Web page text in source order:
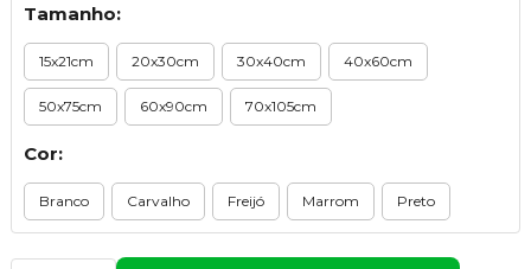
Tamanho:
15x21cm 20x30cm 30x40cm 40x60cm
50x75cm 60x90cm 70x105cm
Cor:
Branco Carvalho Freijó Marrom Preto